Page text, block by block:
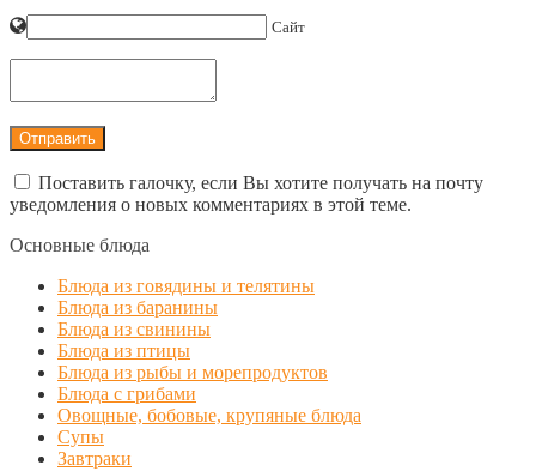
Сайт
Поставить галочку, если Вы хотите получать на почту
уведомления о новых комментариях в этой теме.
Основные блюда
Блюда из говядины и телятины
Блюда из баранины
Блюда из свинины
Блюда из птицы
Блюда из рыбы и морепродуктов
Блюда с грибами
Овощные, бобовые, крупяные блюда
Супы
Завтраки